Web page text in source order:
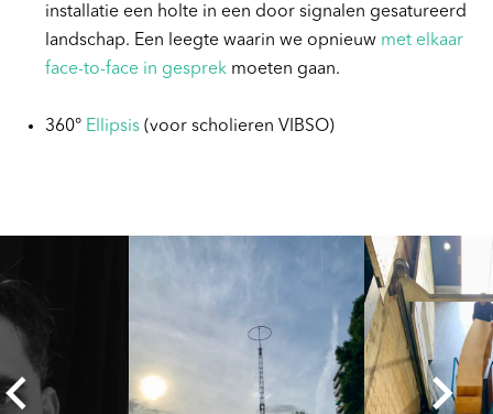
installatie een holte in een door signalen gesatureerd
landschap. Een leegte waarin we opnieuw met elkaar
face-to-face in gesprek moeten gaan.
360° Ellipsis (voor scholieren VIBSO)